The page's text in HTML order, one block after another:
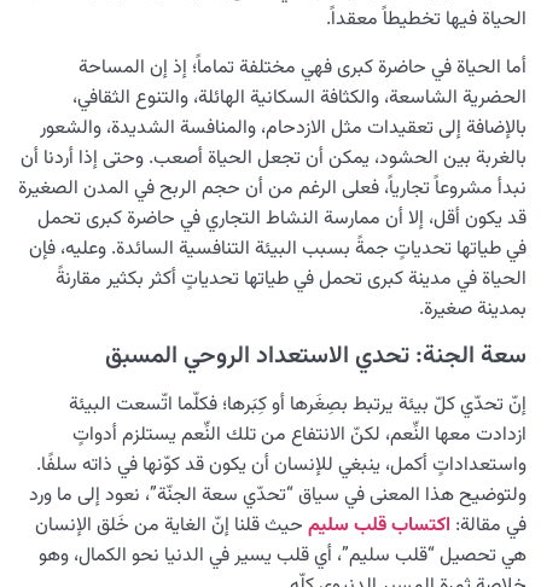
ما هي أنواع جهنم ولماذا يفيدنا الاطلاع على مراتبها المختلفة؟
الجنة والنار في متناول اليد: كيف تُشكّل خياراتنا اليومية
سعادتنا الأبدية أو المعاناة فيها؟
الجنّة والنار في حياتنا اليومية؛ كلُّ اختيارٍ خطوةٌ نحو مصير
أبدي
النظرة الأبدية والاستعداد للآخرة 0/14
من الخيال إلى سلامة القلب
الإنسان محور الخلق
رؤية عالم الغيب
الحياة فيها تخطيطاً معقداً.
أما الحياة في حاضرة كبرى فهي مختلفة تماماً؛ إذ إن المساحة
الحضرية الشاسعة، والكثافة السكانية الهائلة، والتنوع الثقافي،
بالإضافة إلى تعقيدات مثل الازدحام، والمنافسة الشديدة، والشعور
بالغربة بين الحشود، يمكن أن تجعل الحياة أصعب. وحتى إذا أردنا أن
نبدأ مشروعاً تجارياً، فعلى الرغم من أن حجم الربح في المدن الصغيرة
قد يكون أقل، إلا أن ممارسة النشاط التجاري في حاضرة كبرى تحمل
في طياتها تحدياتٍ جمةً بسبب البيئة التنافسية السائدة. وعليه، فإن
الحياة في مدينة كبرى تحمل في طياتها تحدياتٍ أكثر بكثير مقارنةً
بمدينة صغيرة.
سعة الجنة: تحدي الاستعداد الروحي المسبق
إنّ تحدّي كلّ بيئة يرتبط بصِغَرها أو كِبَرها؛ فكلّما اتّسعت البيئة
ازدادت معها النِّعم، لكنّ الانتفاع من تلك النِّعم يستلزم أدواتٍ
واستعداداتٍ أكمل، ينبغي للإنسان أن يكون قد كوّنها في ذاته سلفًا.
ولتوضيح هذا المعنى في سياق “تحدّي سعة الجنّة”، نعود إلى ما ورد
في مقالة: اكتساب قلب سليم حيث قلنا إنّ الغاية من خَلق الإنسان
هي تحصيل “قلب سليم”، أي قلب يسير في الدنيا نحو الكمال، وهو